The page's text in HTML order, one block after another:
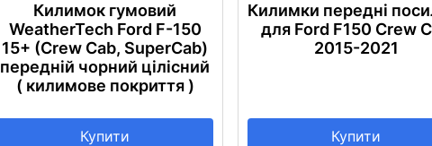
Килимок гумовий
WeatherTech Ford F-150
15+ (Crew Cab, SuperCab)
передній чорний цілісний
( килимове покриття )
Купити
Килимки передні
для Ford F150 Crew
2015-2021
Купити